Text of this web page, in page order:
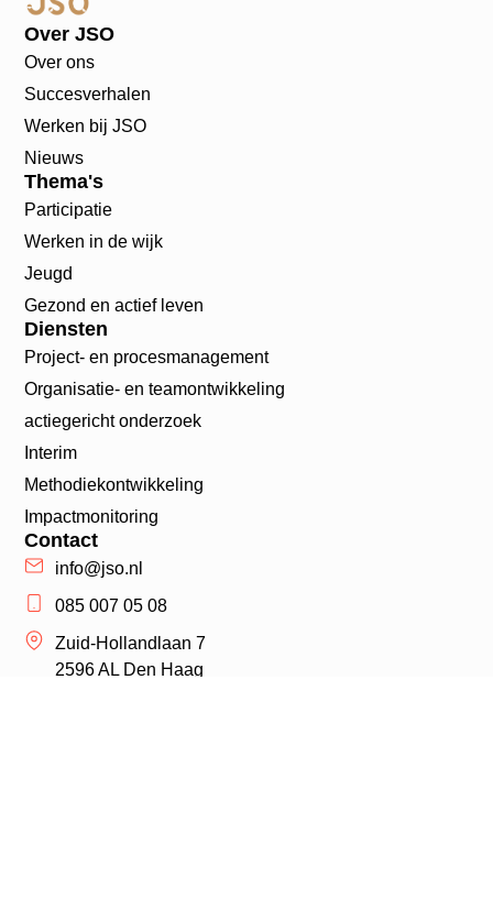
Over JSO
Over ons
Succesverhalen
Werken bij JSO
Nieuws
Thema's
Participatie
Werken in de wijk
Jeugd
Gezond en actief leven
Diensten
Project- en procesmanagement
Organisatie- en teamontwikkeling
actiegericht onderzoek
Interim
Methodiekontwikkeling
Impactmonitoring
Contact
info@jso.nl
085 007 05 08
Zuid-Hollandlaan 7
2596 AL Den Haag